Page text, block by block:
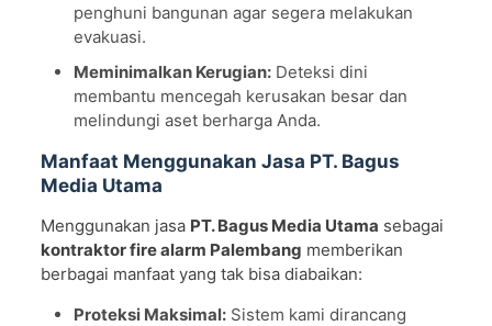
penghuni bangunan agar segera melakukan
evakuasi.
Meminimalkan Kerugian:Deteksi dini
membantu mencegah kerusakan besar dan
melindungi aset berharga Anda.
Manfaat Menggunakan Jasa PT. Bagus
Media Utama
Menggunakan jasa PT. Bagus Media Utama sebagai
kontraktor fire alarm Palembang memberikan
berbagai manfaat yang tak bisa diabaikan:
Proteksi Maksimal:Sistem kami dirancang